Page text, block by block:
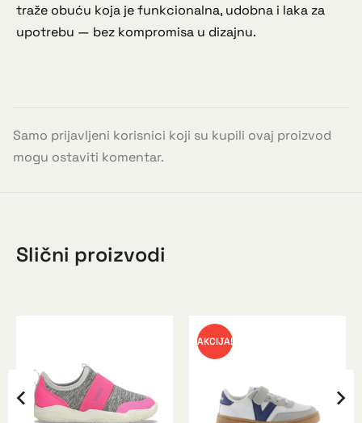
traže obuću koja je funkcionalna, udobna i laka za
upotrebu — bez kompromisa u dizajnu.
Samo prijavljeni korisnici koji su kupili ovaj proizvod
mogu ostaviti komentar.
Slični proizvodi
AKCIJA!